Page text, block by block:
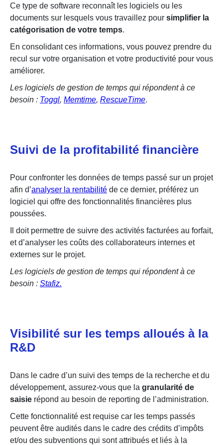
Ce type de software reconnaît les logiciels ou les
documents sur lesquels vous travaillez pour simplifier la
catégorisation de votre temps.
En consolidant ces informations, vous pouvez prendre du
recul sur votre organisation et votre productivité pour vous
améliorer.
Les logiciels de gestion de temps qui répondent à ce
besoin : Toggl, Memtime, RescueTime.
Suivi de la profitabilité financière
Pour confronter les données de temps passé sur un projet
afin d’analyser la rentabilité de ce dernier, préférez un
logiciel qui offre des fonctionnalités financières plus
poussées.
Il doit permettre de suivre des activités facturées au forfait,
et d’analyser les coûts des collaborateurs internes et
externes sur le projet.
Les logiciels de gestion de temps qui répondent à ce
besoin : Stafiz.
Visibilité sur les temps alloués à la
R&D
Dans le cadre d’un suivi des temps de la recherche et du
développement, assurez-vous que la granularité de
saisie répond au besoin de reporting de l’administration.
Cette fonctionnalité est requise car les temps passés
peuvent être audités dans le cadre des crédits d’impôts
et/ou des subventions qui sont attribués et liés à la